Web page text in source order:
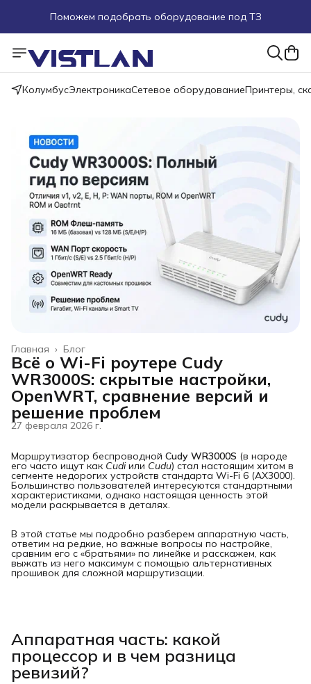
Поможем подобрать оборудование под ТЗ
Пуско-наладочные работы
Пришлите запрос на e-mail или в чат
КолумбусЭлектроникаСетевое оборудованиеПринтеры,
Блог
Главная ›
Всё о Wi-Fi роутере Cudy
WR3000S: скрытые настройки,
OpenWRT, сравнение версий и
решение проблем
27 февраля 2026 г.
Маршрутизатор беспроводной Cudy WR3000S (в народе
его часто ищут как Cudiили Cudu) стал настоящим хитом в
сегменте недорогих устройств стандарта Wi-Fi 6 (AX3000).
Большинство пользователей интересуются стандартными
характеристиками, однако настоящая ценность этой
модели раскрывается в деталях.
В этой статье мы подробно разберем аппаратную часть,
ответим на редкие, но важные вопросы по настройке,
сравним его с «братьями» по линейке и расскажем, как
выжать из него максимум с помощью альтернативных
прошивок для сложной маршрутизации.
Аппаратная часть: какой
процессор и в чем разница
ревизий?